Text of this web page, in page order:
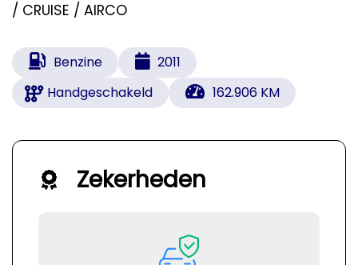
/ CRUISE / AIRCO
Benzine
2011
Handgeschakeld
162.906 KM
Zekerheden